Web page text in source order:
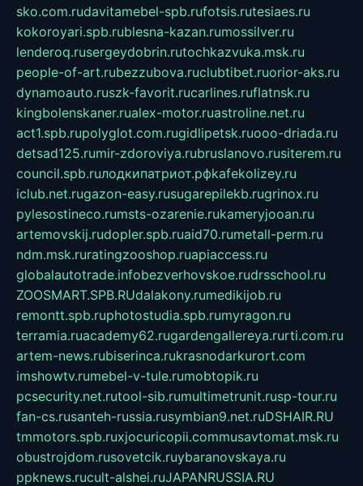
sko.com.rudavitamebel-spb.rufotsis.rutesiaes.ru
kokoroyari.spb.rublesna-kazan.rumossilver.ru
lenderoq.rusergeydobrin.rutochkazvuka.msk.ru
people-of-art.rubezzubova.ruclubtibet.ruorior-aks.ru
dynamoauto.ruszk-favorit.rucarlines.ruflatnsk.ru
kingbolenskaner.rualex-motor.ruastroline.net.ru
act1.spb.rupolyglot.com.rugidlipetsk.ruooo-driada.ru
detsad125.rumir-zdoroviya.rubruslanovo.rusiterem.ru
council.spb.ruлодкипатриот.рфkafekolizey.ru
iclub.net.rugazon-easy.rusugarepilekb.rugrinox.ru
pylesostineco.rumsts-ozarenie.rukameryjooan.ru
artemovskij.rudopler.spb.ruaid70.rumetall-perm.ru
ndm.msk.ruratingzooshop.ruapiaccess.ru
globalautotrade.infobezverhovskoe.rudrsschool.ru
ZOOSMART.SPB.RUdalakony.rumedikijob.ru
remontt.spb.ruphotostudia.spb.rumyragon.ru
terramia.ruacademy62.rugardengallereya.rurti.com.ru
artem-news.rubiserinca.rukrasnodarkurort.com
imshowtv.rumebel-v-tule.rumobtopik.ru
pcsecurity.net.rutool-sib.rumultimetrunit.rusp-tour.ru
fan-cs.rusanteh-russia.rusymbian9.net.ruDSHAIR.RU
tmmotors.spb.ruxjocuricopii.commusavtomat.msk.ru
obustrojdom.rusovetcik.ruybaranovskaya.ru
ppknews.rucult-alshei.ruJAPANRUSSIA.RU